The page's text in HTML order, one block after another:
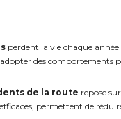
perdent la vie chaque année
des comportements
de la route repose
permettent de